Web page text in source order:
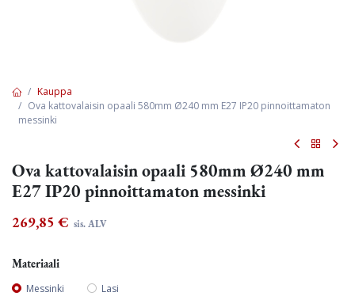
Kauppa
Ova kattovalaisin opaali 580mm Ø240 mm E27 IP20 pinnoittamaton
messinki
Ova kattovalaisin opaali 580mm Ø240 mm
E27 IP20 pinnoittamaton messinki
269,85 € sis. ALV
Materiaali
Messinki Lasi